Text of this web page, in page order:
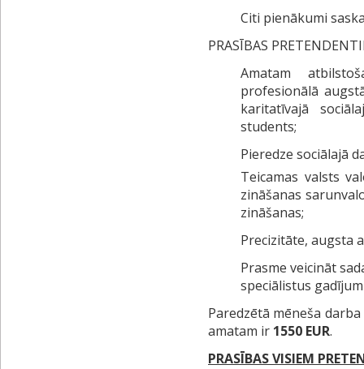
Citi pienākumi
PRASĪBAS
Amatam
profesionālā
karitatīvajā
students;
Pieredze sociālajā
Teicamas valsts
zināšanas
zināšanas;
Precizitāte, augsta
Prasme veicināt
speciālistus
Paredzētā mēneša
amatam ir 1550 EUR.
PRASĪBAS VISIEM